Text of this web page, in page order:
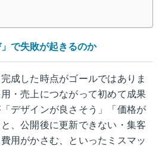
で失敗が起きるのか
成した時点がゴールではありま
・売上につながって初めて成果
デザインが良さそう」「価格が
、公開後に更新できない・集客
用がかさむ、といったミスマッ